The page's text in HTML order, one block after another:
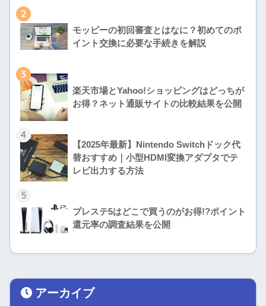
2
モッピーの初回審査とはなに？初めてのポ
イント交換に必要な手続きを解説
3
楽天市場とYahoo!ショッピングはどっちが
お得？ネット通販サイトの比較結果を公開
4
【2025年最新】Nintendo Switchドック代
替おすすめ｜小型HDMI変換アダプタでテ
レビ出力する方法
5
プレステ5はどこで買うのがお得!?ポイント
還元率の調査結果を公開
アーカイブ